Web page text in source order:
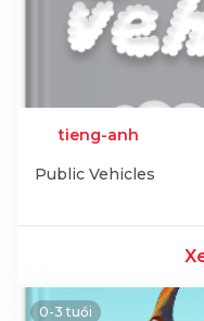
tieng-anh
Public Vehicles
0-3 tuổi